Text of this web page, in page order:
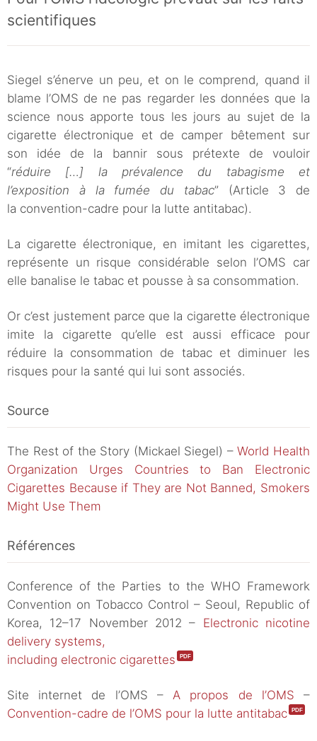
scientifiques
Siegel s’énerve un peu, et on le comprend, quand il
blame l’OMS de ne pas regarder les données que la
science nous apporte tous les jours au sujet de la
cigarette électronique et de camper bêtement sur
son idée de la bannir sous prétexte de vouloir
“réduire […] la prévalence du tabagisme et
l’exposition à la fumée du tabac” (Article 3 de
la convention-cadre pour la lutte antitabac).
La cigarette électronique, en imitant les cigarettes,
représente un risque considérable selon l’OMS car
elle banalise le tabac et pousse à sa consommation.
Or c’est justement parce que la cigarette électronique
imite la cigarette qu’elle est aussi efficace pour
réduire la consommation de tabac et diminuer les
risques pour la santé qui lui sont associés.
Source
The Rest of the Story (Mickael Siegel) –World Health
Organization Urges Countries to Ban Electronic
Cigarettes Because if They are Not Banned, Smokers
Might Use Them
Références
Conference of the Parties to the WHO Framework
Convention on Tobacco Control – Seoul, Republic of
Korea, 12–17 November 2012 – Electronic nicotine
delivery systems,
including electronic cigarettes
Site internet de l’OMS –A propos de l’OMS –
Convention-cadre de l’OMS pour la lutte antitabac